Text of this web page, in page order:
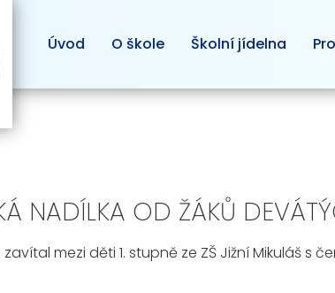
Úvod O škole Školní jídelna
NADÍLKA OD ŽÁKŮ
zavítal mezi děti 1. stupně ze ZŠ Jižní